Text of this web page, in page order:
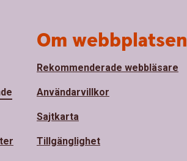
Om webbplatsen
Rekommenderade webbläsare
Användarvillkor
Sajtkarta
Tillgänglighet